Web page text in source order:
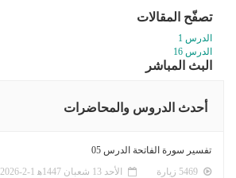
تصفّح المقالات
الدرس 1
الدرس 16
البث المباشر
أحدث الدروس والمحاضرات
تفسير سورة الفاتحة الدرس 05
الأحد 13 شعبان 1447ﻫ 1-2-2026م